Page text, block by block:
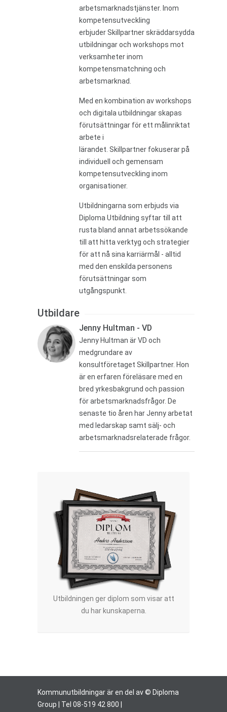
arbetsmarknadstjänster. Inom
kompetensutveckling
erbjuder Skillpartner skräddarsydda
utbildningar och workshops mot
verksamheter inom
kompetensmatchning och
arbetsmarknad.
Med en kombination av workshops
och digitala utbildningar skapas
förutsättningar för ett målinriktat
arbete i
lärandet. Skillpartner fokuserar på
individuell och gemensam
kompetensutveckling inom
organisationer.
Utbildningarna som erbjuds via
Diploma Utbildning syftar till att
rusta bland annat arbetssökande
till att hitta verktyg och strategier
för att nå sina karriärmål - alltid
med den enskilda personens
förutsättningar som
utgångspunkt.
Utbildare
Jenny Hultman - VD
Jenny Hultman är VD och
medgrundare av
konsultföretaget Skillpartner. Hon
är en erfaren föreläsare med en
bred yrkesbakgrund och passion
för arbetsmarknadsfrågor. De
senaste tio åren har Jenny arbetat
med ledarskap samt sälj- och
arbetsmarknadsrelaterade frågor.
Utbildningen ger diplom som visar att
du har kunskaperna.
Kommunutbildningar är en del av © Diploma
Group | Tel 08-519 42 800 |